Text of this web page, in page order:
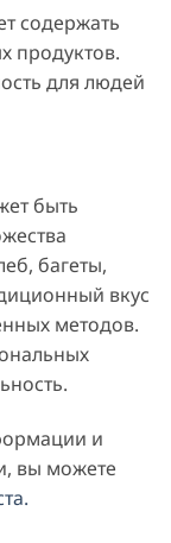
содержать
продуктов.
для людей
быть
багеты,
вкус
методов.
и
вы можете